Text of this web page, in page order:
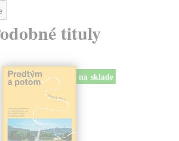
tituly
na sklade